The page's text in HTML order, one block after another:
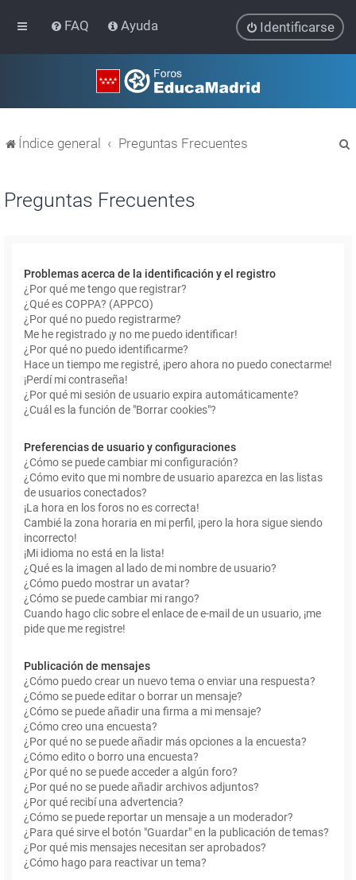
FAQ Ayuda Identificarse
Índice general Preguntas Frecuentes
Preguntas Frecuentes
Problemas acerca de la identificación y el registro
¿Por qué me tengo que registrar?
¿Qué es COPPA? (APPCO)
¿Por qué no puedo registrarme?
Me he registrado ¡y no me puedo identificar!
¿Por qué no puedo identificarme?
Hace un tiempo me registré, ¡pero ahora no puedo conectarme!
¡Perdí mi contraseña!
¿Por qué mi sesión de usuario expira automáticamente?
¿Cuál es la función de "Borrar cookies"?
Preferencias de usuario y configuraciones
¿Cómo se puede cambiar mi configuración?
¿Cómo evito que mi nombre de usuario aparezca en las listas
de usuarios conectados?
¡La hora en los foros no es correcta!
Cambié la zona horaria en mi perfil, ¡pero la hora sigue siendo
incorrecto!
¡Mi idioma no está en la lista!
¿Qué es la imagen al lado de mi nombre de usuario?
¿Cómo puedo mostrar un avatar?
¿Cómo se puede cambiar mi rango?
Cuando hago clic sobre el enlace de e-mail de un usuario, ¡me
pide que me registre!
Publicación de mensajes
¿Cómo puedo crear un nuevo tema o enviar una respuesta?
¿Cómo se puede editar o borrar un mensaje?
¿Cómo se puede añadir una firma a mi mensaje?
¿Cómo creo una encuesta?
¿Por qué no se puede añadir más opciones a la encuesta?
¿Cómo edito o borro una encuesta?
¿Por qué no se puede acceder a algún foro?
¿Por qué no se puede añadir archivos adjuntos?
¿Por qué recibí una advertencia?
¿Cómo se puede reportar un mensaje a un moderador?
¿Para qué sirve el botón "Guardar" en la publicación de temas?
¿Por qué mis mensajes necesitan ser aprobados?
¿Cómo hago para reactivar un tema?